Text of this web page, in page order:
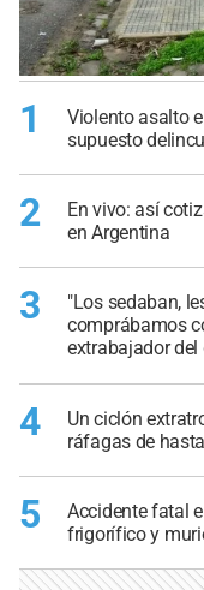
1
Violento asalto
supuesto
2
En vivo: así
en Argentina
3
"Los sedaban,
comprábamos
extrabajador del
4
Un ciclón
ráfagas de
5
Accidente fatal
frigorífico y